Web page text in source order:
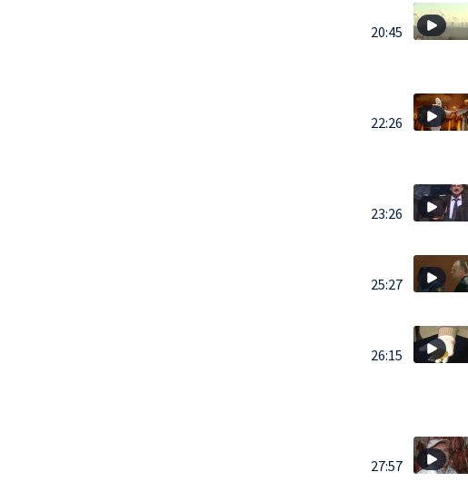
20:45
22:26
23:26
25:27
26:15
27:57